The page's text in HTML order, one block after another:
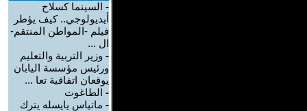
- السينما كسلاح
أيديولوجي.. كيف يؤطر
فيلم -المواطن المنتقم-
ال ...
- وزير التربية والتعليم
ورئيس مؤسسة اليابان
يوقعان اتفاقية تعا ...
- الطاغوت
- ماتياس يايسله يترك